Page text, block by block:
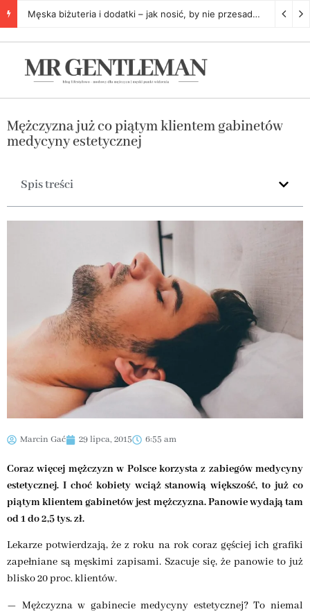
Męska biżuteria i dodatki – jak nosić, by nie przesadzić 5
Mężczyzna już co piątym klientem gabinetów
medycyny estetycznej
Spis treści
Marcin Gać 29 lipca, 2015 6:55 am
Coraz więcej mężczyzn w Polsce korzysta z zabiegów medycyny
estetycznej. I choć kobiety wciąż stanowią większość, to już co
piątym klientem gabinetów jest mężczyzna. Panowie wydają tam
od 1 do 2,5 tys. zł.
Lekarze potwierdzają, że z roku na rok coraz gęściej ich grafiki
zapełniane są męskimi zapisami. Szacuje się, że panowie to już
blisko 20 proc. klientów.
— Mężczyzna w gabinecie medycyny estetycznej? To niemal